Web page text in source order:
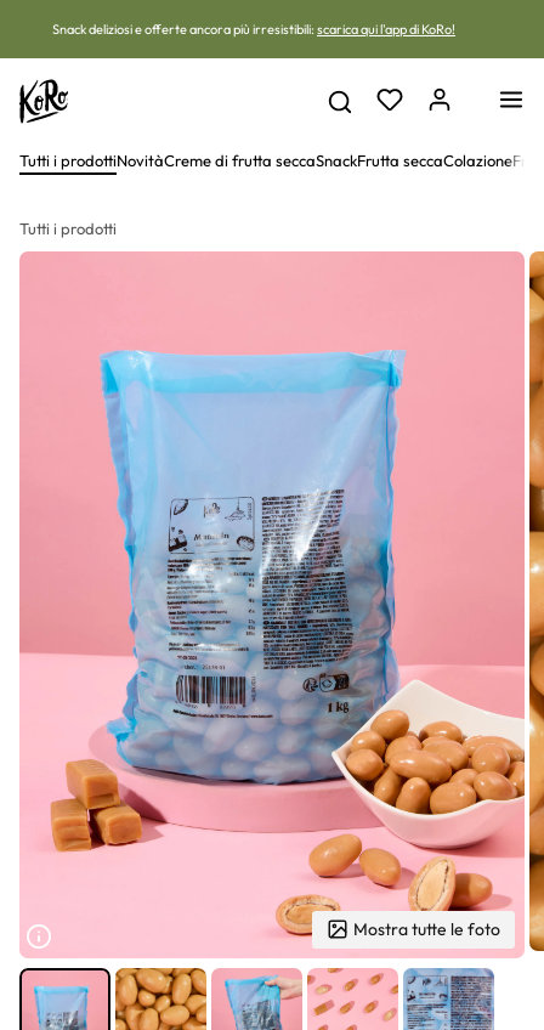
Snack deliziosi e offerte ancora più irresistibili: scarica qui l'app di KoRo!
Tutti i prodottiNovitàCreme di frutta seccaSnackFrutta seccaColazione
Tutti i prodotti
Mostra tutte le foto